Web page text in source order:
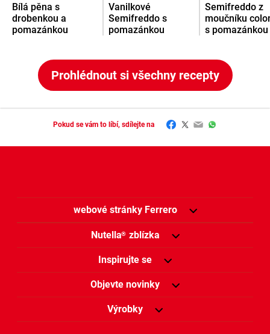
Bílá pěna s
drobenkou a
pomazánkou
Vanilkové
Semifreddo s
pomazánkou
Semifreddo z
moučníku
s pomazánkou
Prohlédnout si všechny recepty
Pokud se vám to líbí, sdílejte na Facebook
Twitter
EmailWhatsApp
webové stránky Ferrero
Nutella® zblízka
Inspirujte se
Objevte novinky
Výrobky